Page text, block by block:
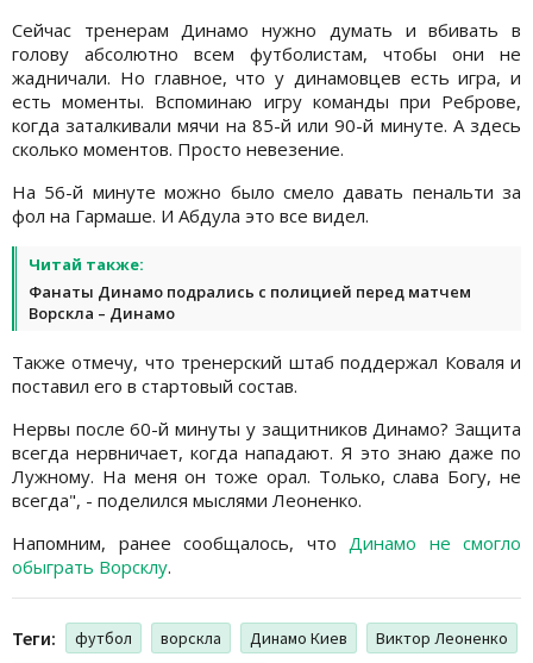
Сейчас тренерам Динамо нужно думать и вбивать в
голову абсолютно всем футболистам, чтобы они не
жадничали. Но главное, что у динамовцев есть игра, и
есть моменты. Вспоминаю игру команды при Реброве,
когда заталкивали мячи на 85-й или 90-й минуте. А здесь
сколько моментов. Просто невезение.
На 56-й минуте можно было смело давать пенальти за
фол на Гармаше. И Абдула это все видел.
Читай также:
Фанаты Динамо подрались с полицией перед матчем
Ворскла – Динамо
Также отмечу, что тренерский штаб поддержал Коваля и
поставил его в стартовый состав.
Нервы после 60-й минуты у защитников Динамо? Защита
всегда нервничает, когда нападают. Я это знаю даже по
Лужному. На меня он тоже орал. Только, слава Богу, не
всегда", - поделился мыслями Леоненко.
Напомним, ранее сообщалось, что Динамо не смогло
обыграть Ворсклу.
Теги: футбол ворскла Динамо Киев
Виктор Леоненко